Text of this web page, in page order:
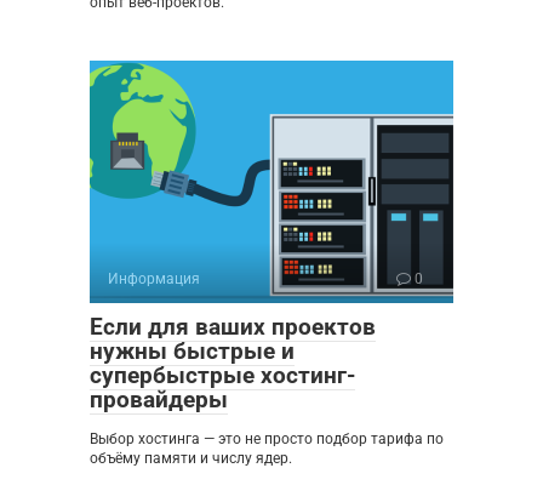
Информация 0
Если для ваших проектов
нужны быстрые и
супербыстрые хостинг-
провайдеры
Выбор хостинга — это не просто подбор тарифа по
объёму памяти и числу ядер.